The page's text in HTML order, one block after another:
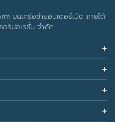
บนเครือข่ายอินเตอร์เน็ต ภายใต้
ร์ปอเรชั่น จำกัด